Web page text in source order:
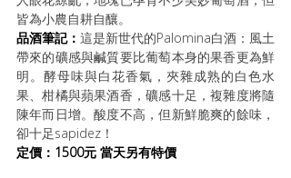
皆為小農自耕自釀。
品酒筆記： 這是新世代的Palomina白酒：風土
帶來的礦感與鹹質要比葡萄本身的果香更為鮮
明。酵母味與白花香氣，夾雜成熟的白色水
果、柑橘與蘋果酒香，礦感十足，複雜度將隨
陳年而日增。酸度不高，但新鮮脆爽的餘味，
卻十足sapidez！
定價：1500元 當天另有特價